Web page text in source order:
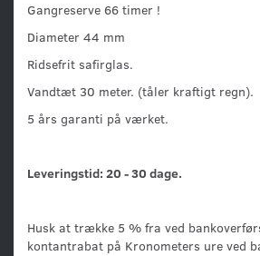
Gangreserve 66 timer !
Diameter 44 mm
Ridsefrit safirglas.
Vandtæt 30 meter. (tåler kraftigt regn).
5 års garanti på værket.
Leveringstid: 20 - 30 dage.
Husk at trække 5 % fra ved
kontantrabat på Kronometers ure ved